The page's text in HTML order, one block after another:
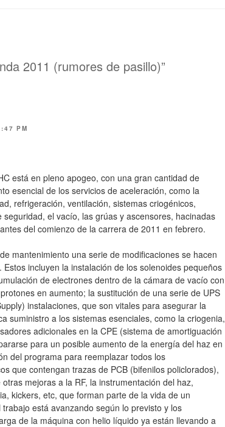
2011 (rumores de pasillo)”
PM
está en pleno apogeo, con una gran cantidad de
esencial de los servicios de aceleración, como la
refrigeración, ventilación, sistemas criogénicos,
seguridad, el vacío, las grúas y ascensores, hacinadas
del comienzo de la carrera de 2011 en febrero.
mantenimiento una serie de modificaciones se hacen
incluyen la instalación de los solenoides pequeños
de electrones dentro de la cámara de vacío con
en aumento; la sustitución de una serie de UPS
instalaciones, que son vitales para asegurar la
suministro a los sistemas esenciales, como la criogenia,
adicionales en la CPE (sistema de amortiguación
para un posible aumento de la energía del haz en
del programa para reemplazar todos los
que contengan trazas de PCB (bifenilos policlorados),
mejoras a la RF, la instrumentación del haz,
kickers, etc, que forman parte de la vida de un
está avanzando según lo previsto y los
de la máquina con helio líquido ya están llevando a